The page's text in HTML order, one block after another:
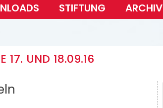
STIFTUNG ARCHIV
17. UND 18.09.16